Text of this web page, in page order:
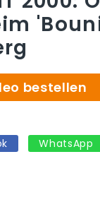
bestellen
WhatsApp